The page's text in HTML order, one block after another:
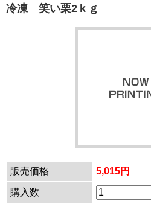
冷凍 笑い栗2ｋｇ
販売価格 5,015円
購入数